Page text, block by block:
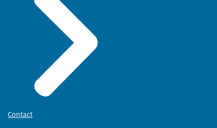
Contact